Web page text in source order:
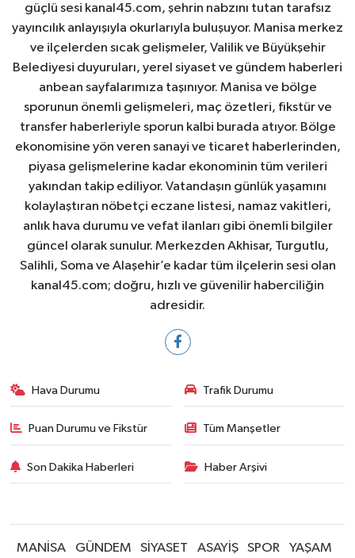
güçlü sesi kanal45.com, şehrin nabzını tutan tarafsız
yayıncılık anlayışıyla okurlarıyla buluşuyor. Manisa merkez
ve ilçelerden sıcak gelişmeler, Valilik ve Büyükşehir
Belediyesi duyuruları, yerel siyaset ve gündem haberleri
anbean sayfalarımıza taşınıyor. Manisa ve bölge
sporunun önemli gelişmeleri, maç özetleri, fikstür ve
transfer haberleriyle sporun kalbi burada atıyor. Bölge
ekonomisine yön veren sanayi ve ticaret haberlerinden,
piyasa gelişmelerine kadar ekonominin tüm verileri
yakından takip ediliyor. Vatandaşın günlük yaşamını
kolaylaştıran nöbetçi eczane listesi, namaz vakitleri,
anlık hava durumu ve vefat ilanları gibi önemli bilgiler
güncel olarak sunulur. Merkezden Akhisar, Turgutlu,
Salihli, Soma ve Alaşehir’e kadar tüm ilçelerin sesi olan
kanal45.com; doğru, hızlı ve güvenilir haberciliğin
adresidir.
Hava Durumu Trafik Durumu
Puan Durumu ve Fikstür Tüm Manşetler
Son Dakika Haberleri Haber Arşivi
MANİSA GÜNDEM SİYASET ASAYİŞ SPOR YAŞAM